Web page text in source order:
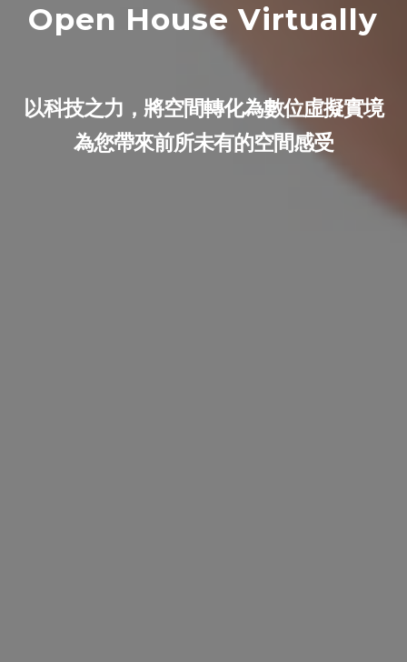
Open House Virtually
以科技之力，將空間轉化為數位虛擬實境
為您帶來前所未有的空間感受